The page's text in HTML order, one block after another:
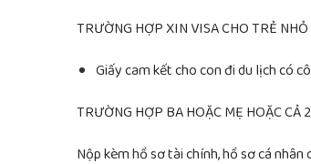
TRƯỜNG HỢP XIN VISA CHO TRẺ
Giấy cam kết cho con đi du lịch có
TRƯỜNG HỢP BA HOẶC MẸ HOẶC CẢ
Nộp kèm hồ sơ tài chính, hồ sơ cá nhân